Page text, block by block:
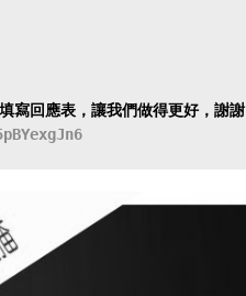
寫回應表，讓我們做得更好，謝謝